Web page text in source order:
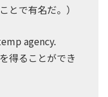
とで有名だ。）
agency.
得ることができ